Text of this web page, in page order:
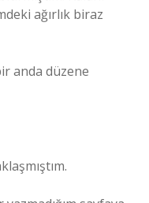
ağırlık biraz
anda düzene